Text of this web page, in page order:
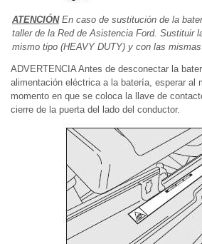
ATENCIÓNEn caso de sustitución de la
taller de la Red de Asistencia Ford. Sustituir
mismo tipo (HEAVY DUTY) y con las
ADVERTENCIA Antes de desconectar la
alimentación eléctrica a la batería, esperar al
momento en que se coloca la llave de
cierre de la puerta del lado del conductor.